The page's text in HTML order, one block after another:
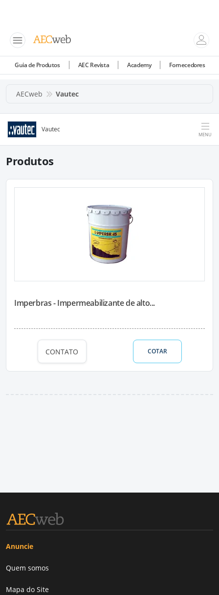
Guia de Produtos AEC Revista Academy Fornecedores
AECweb Vautec
Vautec
MENU
Produtos
Imperbras - Impermeabilizante de alto...
CONTATO COTAR
Anuncie
Quem somos
Mapa do Site